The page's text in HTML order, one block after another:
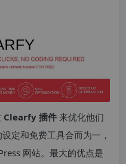
Clearfy 插件 来优化他们
定和免费工具合而为一，
网站。最大的优点是